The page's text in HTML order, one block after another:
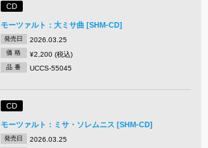
CD
モーツァルト：大ミサ曲 [SHM-CD]
発売日 2026.03.25
価 格 ¥2,200 (税込)
品 番 UCCS-55045
CD
モーツァルト：ミサ・ソレムニス [SHM-CD]
発売日 2026.03.25